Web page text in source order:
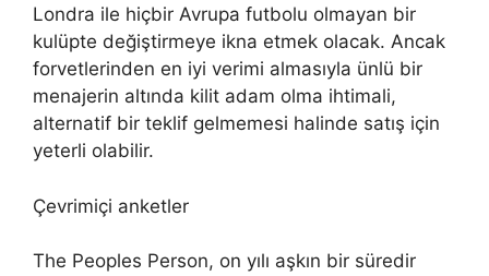
Londra ile hiçbir Avrupa futbolu olmayan bir
kulüpte değiştirmeye ikna etmek olacak. Ancak
forvetlerinden en iyi verimi almasıyla ünlü bir
menajerin altında kilit adam olma ihtimali,
alternatif bir teklif gelmemesi halinde satış için
yeterli olabilir.
Çevrimiçi anketler
The Peoples Person, on yılı aşkın bir süredir